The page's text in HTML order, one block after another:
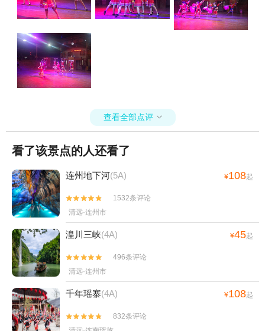
查看全部点评 
看了该景点的人还看了
连州地下河(5A) ¥108起


1532条评论
清远·连州市
湟川三峡(4A) ¥45起


496条评论
清远·连州市
千年瑶寨(4A) ¥108起


832条评论